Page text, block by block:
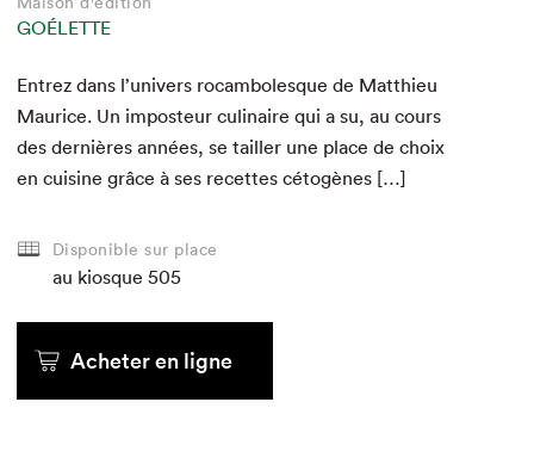
GOÉLETTE
au kiosque
Acheter en ligne
GOÉLETTE
au kiosque
GOÉLETTE
Entrez dans l’univers rocam­bo­lesque de Matthieu
Mau­rice. Un impos­teur culi­naire qui a su, au cours
des dernières années, se tailler une place de choix
en cui­sine grâce à ses recettes cétogènes […]
Disponible sur place
au kiosque 505
Acheter en ligne
GOÉLETTE
au kiosque
GOÉLETTE
au kiosque
Acheter en ligne
GOÉLETTE
au kiosque